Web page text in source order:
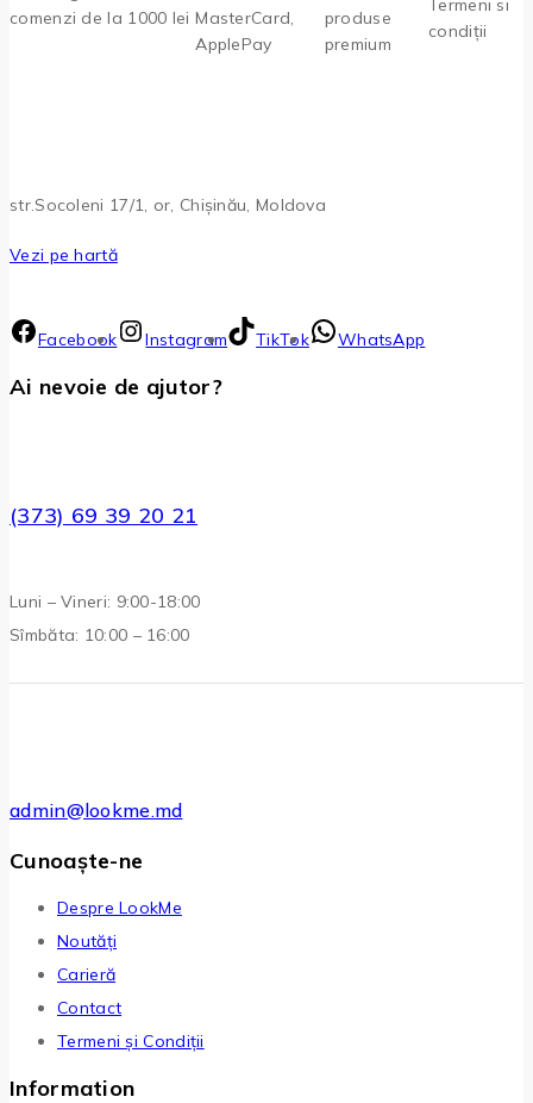
comenzi de la 1000 lei MasterCard,
ApplePay
produse
premium
Termeni si
condiții
str.Socoleni 17/1, or, Chișinău, Moldova
Vezi pe hartă
Facebook Instagram TikTok WhatsApp
Ai nevoie de ajutor?
(373) 69 39 20 21
Luni – Vineri: 9:00-18:00
Sîmbăta: 10:00 – 16:00
admin@lookme.md
Cunoaște-ne
Despre LookMe
Noutăți
Carieră
Contact
Termeni și Condiții
Information